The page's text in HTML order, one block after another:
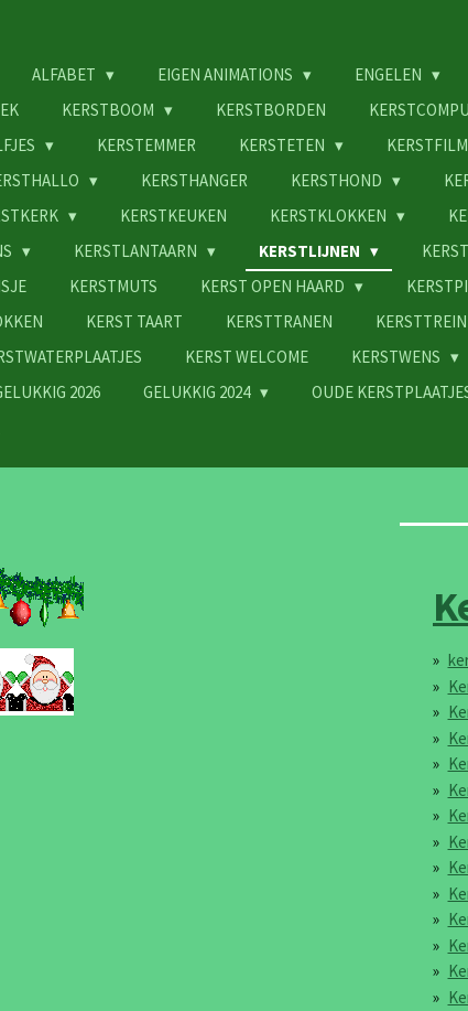
ALFABET EIGEN ANIMATIONS ENGELEN
KERSTBOOM KERSTBORDEN
KERSTEMMER KERSTETEN
KERSTHANGER KERSTHOND
KERSTKEUKEN KERSTKLOKKEN
KERSTLANTAARN KERSTLIJNEN
KERSTMUTS KERST OPEN HAARD
KERST TAART KERSTTRANEN KERSTTREIN
KERST WELCOME KERSTWENS
2026 GELUKKIG 2024 OUDE